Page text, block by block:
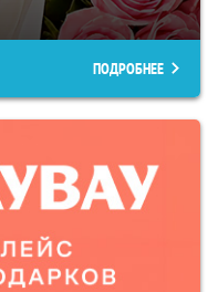
ПОДРОБНЕЕ